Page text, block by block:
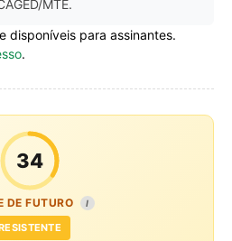
MTE.
disponíveis para assinantes.
.
34
DE FUTURO I